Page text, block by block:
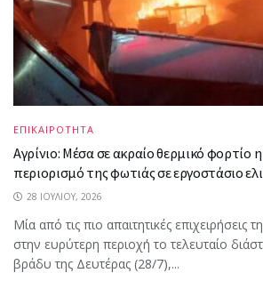
ΕΠΙΚΑΙΡΟΤΗΤΑ
Αγρίνιο: Μέσα σε ακραίο θερμικό φορτίο
περιορισμό της φωτιάς σε εργοστάσιο
28 ΙΟΥΛΊΟΥ, 2026
Μία από τις πιο απαιτητικές επιχειρήσεις
στην ευρύτερη περιοχή το τελευταίο
βράδυ της Δευτέρας (28/7),...